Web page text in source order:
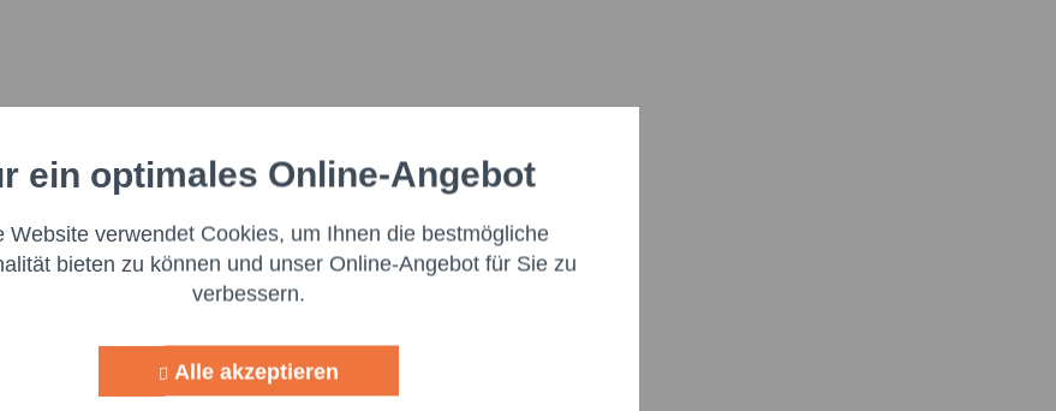
Aktiv
Aktiv
ein optimales Online-Angebot
Website verwendet Cookies, um Ihnen die bestmögliche
bieten zu können und unser Online-Angebot für Sie zu
verbessern.
Alle akzeptieren